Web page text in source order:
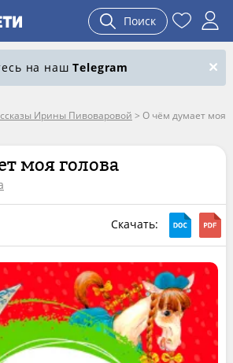
Поиск
на нашTelegram
Ирины Пивоваровой > О чём думает моя
моя голова
Скачать: